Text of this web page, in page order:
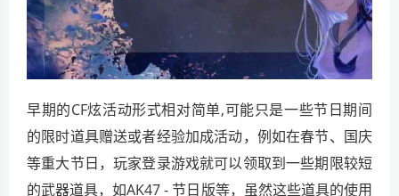
早期的CF炫活动形式相对简单,可能只是一些节日期间
的限时道具赠送或者经验加成活动，例如在春节、国庆
等重大节日，玩家登录游戏就可以领取到一些期限较短
的武器道具，如AK47 - 节日版等，虽然这些道具的使用